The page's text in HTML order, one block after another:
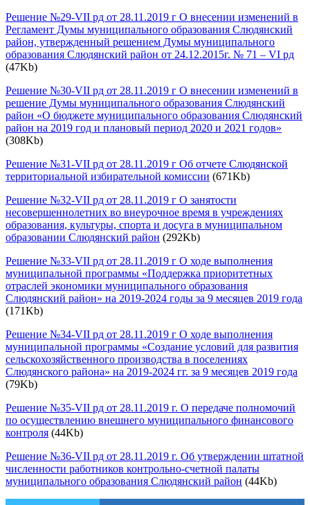
Решение №29-VII рд от 28.11.2019 г О внесении изменений в
Регламент Думы муниципального образования Слюдянский
район, утвержденный решением Думы муниципального
образования Слюдянский район от 24.12.2015г. № 71 – VI рд
(47Kb)
Решение №30-VII рд от 28.11.2019 г О внесении изменений в
решение Думы муниципального образования Слюдянский
район «О бюджете муниципального образования Слюдянский
район на 2019 год и плановый период 2020 и 2021 годов»
(308Kb)
Решение №31-VII рд от 28.11.2019 г Об отчете Слюдянской
территориальной избирательной комиссии (671Kb)
Решение №32-VII рд от 28.11.2019 г О занятости
несовершеннолетних во внеурочное время в учреждениях
образования, культуры, спорта и досуга в муниципальном
образовании Слюдянский район (292Kb)
Решение №33-VII рд от 28.11.2019 г О ходе выполнения
муниципальной программы «Поддержка приоритетных
отраслей экономики муниципального образования
Слюдянский район» на 2019-2024 годы за 9 месяцев 2019 года
(171Kb)
Решение №34-VII рд от 28.11.2019 г О ходе выполнения
муниципальной программы «Создание условий для развития
сельскохозяйственного производства в поселениях
Слюдянского района» на 2019-2024 гг. за 9 месяцев 2019 года
(79Kb)
Решение №35-VII рд от 28.11.2019 г. О передаче полномочий
по осуществлению внешнего муниципального финансового
контроля (44Kb)
Решение №36-VII рд от 28.11.2019 г. Об утверждении штатной
численности работников контрольно-счетной палаты
муниципального образования Слюдянский район (44Kb)